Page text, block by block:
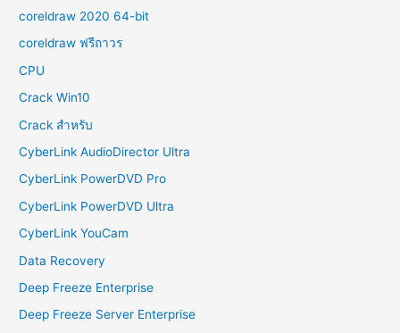
coreldraw 2020 64-bit
coreldraw ฟรีถาวร
CPU
Crack Win10
Crack สำหรับ
CyberLink AudioDirector Ultra
CyberLink PowerDVD Pro
CyberLink PowerDVD Ultra
CyberLink YouCam
Data Recovery
Deep Freeze Enterprise
Deep Freeze Server Enterprise